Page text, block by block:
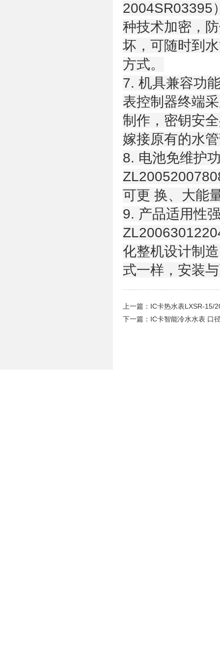
2004SR03395
种技术加密，
坏，可随时到
方式。
7. 机具兼容功
表控制器终端
制作，密钥安
嫁接原有的水
8. 电池免维护
可更 换、大能
9. 产品适用性
化整机设计制
式一样，安装
上一篇： IC卡热水表LXSR-15/
下一篇： IC卡智能冷水水表 口